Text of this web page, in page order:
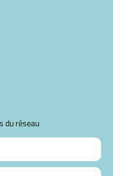
du réseau